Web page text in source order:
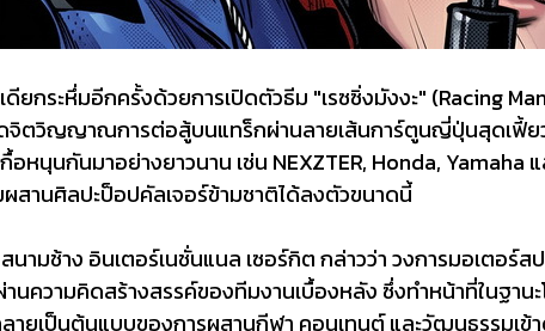
ดียกระหึ่มอีกครั้งด้วยการเปิดตัวธีม "เรซซิ่งมังงะ" (Racing
ดจิตวิญญาณการต่อสู้บนแทร็กผ่านลายเส้นการ์ตูนญี่ปุ่นสุดเฟี้
หนุนกันมาอย่างยาวนาน เช่น NEXZTER, Honda, Yamaha
ผสานศิลปะป็อปคัลเจอร์ข้ามชาติได้ลงตัวขนาดนี้
มช้าง อินเตอร์เนชั่นแนล เซอร์กิต กล่าวว่า วงการมอเตอร์ส
ความคิดสร้างสรรค์ของทีมงานเบื้องหลัง ซึ่งทำหน้าที่ในฐานะ
ายเป็นต้นแบบของการผสานกีฬา คอนเทนต์ และวัฒนธรรมเ